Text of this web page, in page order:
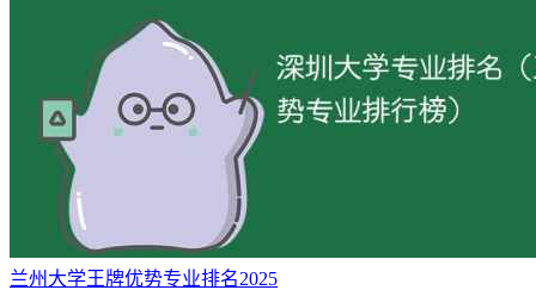
兰州大学王牌优势专业排名2025